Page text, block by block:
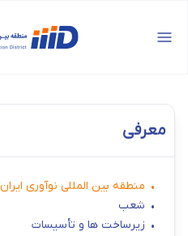
معرفی
منطقه بین المللی نوآوری ایران
شعب
زیرساخت ها و تأسیسات